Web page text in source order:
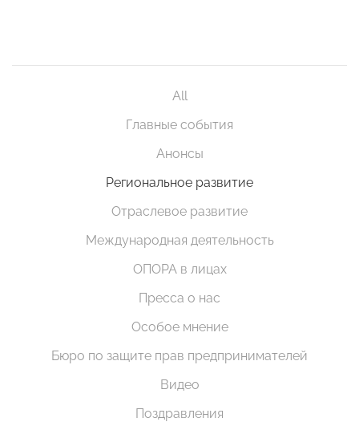
All
Главные события
Анонсы
Региональное развитие
Отраслевое развитие
Международная деятельность
ОПОРА в лицах
Пресса о нас
Особое мнение
Бюро по защите прав предпринимателей
Видео
Поздравления